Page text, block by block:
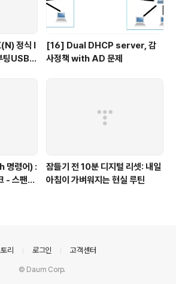
정식 I
팅USB
[16] Dual DHCP server, 감
사정책 with AD 문제
명령어) :
- 스팬볼
잠들기 전 10분 디지털 리셋: 내일
아침이 가벼워지는 현실 루틴
리 로그인 고객센터
© Daum Corp.